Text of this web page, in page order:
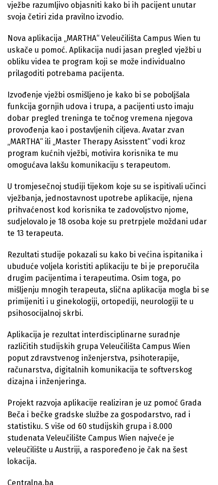
vježbe razumljivo objasniti kako bi ih pacijent unutar
svoja četiri zida pravilno izvodio.
Nova aplikacija „MARTHA“ Veleučilišta Campus Wien tu
uskače u pomoć. Aplikacija nudi jasan pregled vježbi u
obliku videa te program koji se može individualno
prilagoditi potrebama pacijenta.
Izvođenje vježbi osmišljeno je kako bi se poboljšala
funkcija gornjih udova i trupa, a pacijenti usto imaju
dobar pregled treninga te točnog vremena njegova
provođenja kao i postavljenih ciljeva. Avatar zvan
„MARTHA“ ili „Master Therapy Asisstent“ vodi kroz
program kućnih vježbi, motivira korisnika te mu
omogućava lakšu komunikaciju s terapeutom.
U tromjesečnoj studiji tijekom koje su se ispitivali učinci
vježbanja, jednostavnost upotrebe aplikacije, njena
prihvaćenost kod korisnika te zadovoljstvo njome,
sudjelovalo je 18 osoba koje su pretrpjele moždani udar
te 13 terapeuta.
Rezultati studije pokazali su kako bi većina ispitanika i
ubuduće voljela koristiti aplikaciju te bi je preporučila
drugim pacijentima i terapeutima. Osim toga, po
mišljenju mnogih terapeuta, slična aplikacija mogla bi se
primijeniti i u ginekologiji, ortopediji, neurologiji te u
psihosocijalnoj skrbi.
Aplikacija je rezultat interdisciplinarne suradnje
različitih studijskih grupa Veleučilišta Campus Wien
poput zdravstvenog inženjerstva, psihoterapije,
računarstva, digitalnih komunikacija te softverskog
dizajna i inženjeringa.
Projekt razvoja aplikacije realiziran je uz pomoć Grada
Beča i bečke gradske službe za gospodarstvo, rad i
statistiku. S više od 60 studijskih grupa i 8.000
studenata Veleučilište Campus Wien najveće je
veleučilište u Austriji, a raspoređeno je čak na šest
lokacija.
Centralna.ba